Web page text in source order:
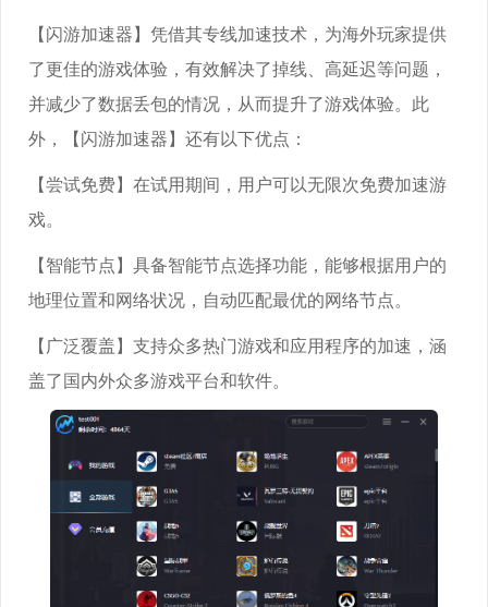
【闪游加速器】凭借其专线加速技术，为海外玩家提供
了更佳的游戏体验，有效解决了掉线、高延迟等问题，
并减少了数据丢包的情况，从而提升了游戏体验。此
外，【闪游加速器】还有以下优点：
【尝试免费】在试用期间，用户可以无限次免费加速游
戏。
【智能节点】具备智能节点选择功能，能够根据用户的
地理位置和网络状况，自动匹配最优的网络节点。
【广泛覆盖】支持众多热门游戏和应用程序的加速，涵
盖了国内外众多游戏平台和软件。